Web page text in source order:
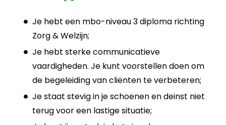
Je hebt een mbo-niveau 3 diploma richting
Zorg & Welzijn;
Je hebt sterke communicatieve
vaardigheden. Je kunt voorstellen doen om
de begeleiding van cliënten te verbeteren;
Je staat stevig in je schoenen en deinst niet
terug voor een lastige situatie;